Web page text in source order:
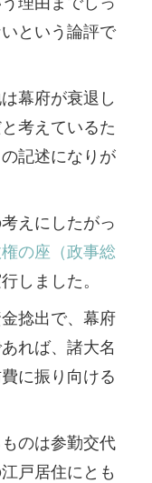
という論評で
幕府が衰退し
考えているた
記述になりが
えにしたがっ
の座（政事総
しました。
捻出で、幕府
れば、諸大名
に振り向ける
のは参勤交代
戸居住にとも